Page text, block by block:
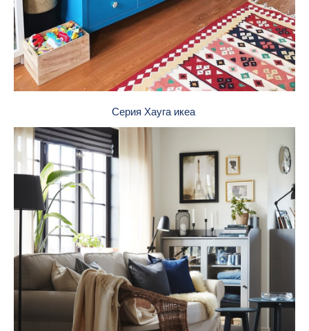
Серия Хауга икеа